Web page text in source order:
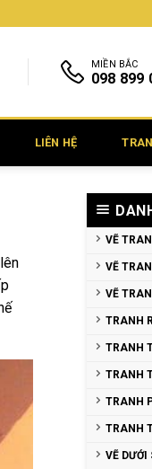
MIỀN BẮC
098 899
LIÊN HỆ
VẼ
VẼ
VẼ
TRANH
TRANH
TRANH
TRANH
TRANH
VẼ